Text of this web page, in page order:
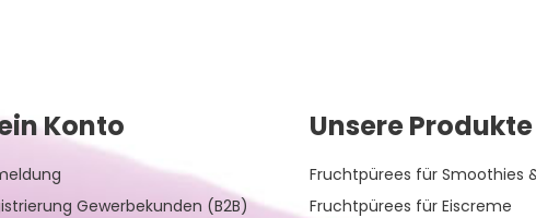
Konto
Gewerbekunden (B2B)
Unsere Produkte
Fruchtpürees für Smoothies
Fruchtpürees für Eiscreme